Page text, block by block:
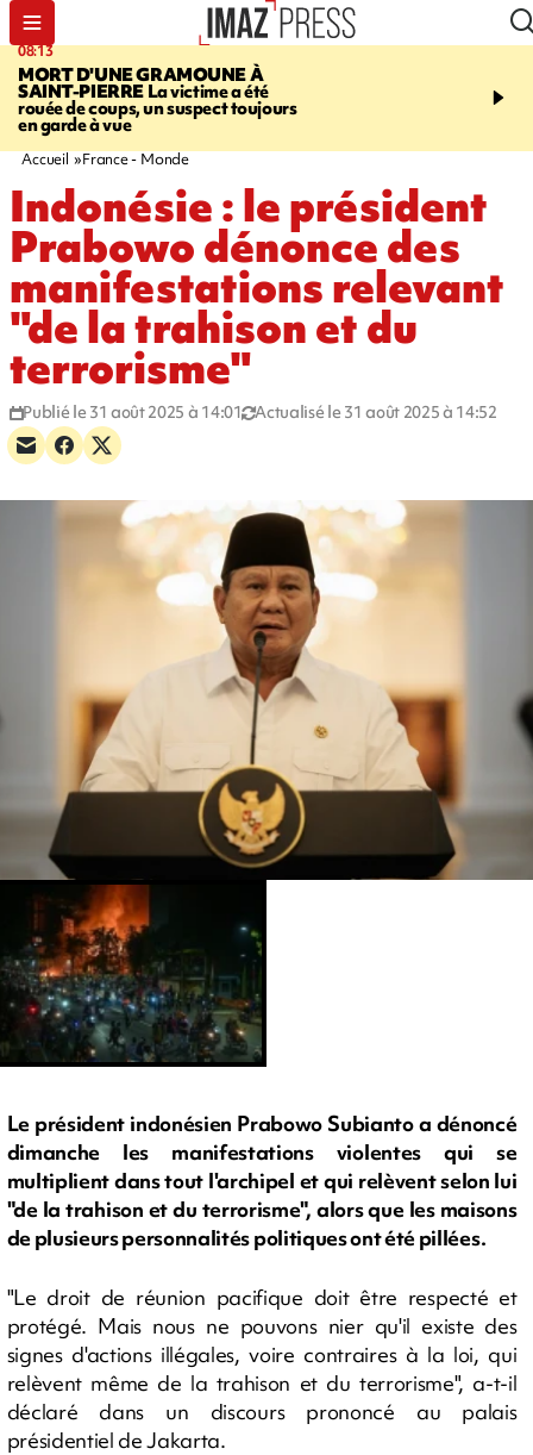
08:13
MORT D'UNE GRAMOUNE À
SAINT-PIERRELa victime a été
rouée de coups, un suspect toujours
en garde à vue
10:13
cycliste évacué en
après une collision
Accueil France - Monde
Indonésie : le président
Prabowo dénonce des
manifestations relevant
"de la trahison et du
terrorisme"
Publié le 31 août 2025 à 14:01 Actualisé le 31 août 2025 à 14:52
Le président indonésien Prabowo Subianto a dénoncé
dimanche les manifestations violentes qui se
multiplient dans tout l'archipel et qui relèvent selon lui
"de la trahison et du terrorisme", alors que les maisons
de plusieurs personnalités politiques ont été pillées.
"Le droit de réunion pacifique doit être respecté et
protégé. Mais nous ne pouvons nier qu'il existe des
signes d'actions illégales, voire contraires à la loi, qui
relèvent même de la trahison et du terrorisme", a-t-il
déclaré dans un discours prononcé au palais
présidentiel de Jakarta.